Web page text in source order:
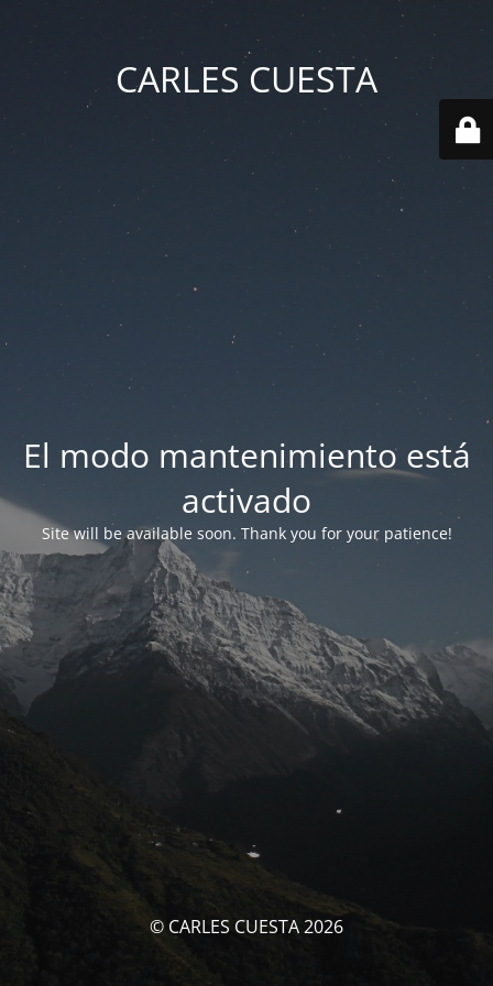
CARLES CUESTA
El modo mantenimiento está
activado
Site will be available soon. Thank you for your patience!
© CARLES CUESTA 2026